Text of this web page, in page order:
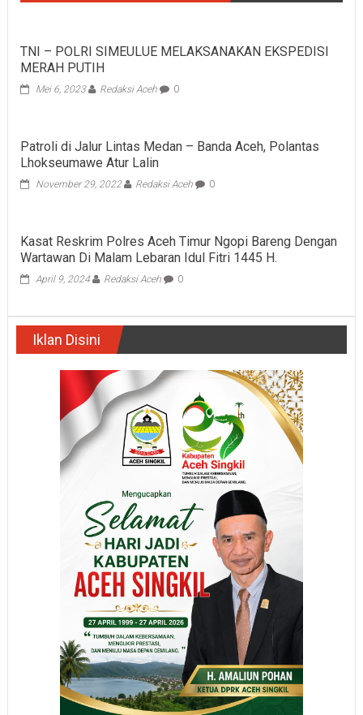
TNI – POLRI SIMEULUE MELAKSANAKAN EKSPEDISI
MERAH PUTIH
Mei 6, 2023 Redaksi Aceh 0
Patroli di Jalur Lintas Medan – Banda Aceh, Polantas
Lhokseumawe Atur Lalin
November 29, 2022 Redaksi Aceh 0
Kasat Reskrim Polres Aceh Timur Ngopi Bareng Dengan
Wartawan Di Malam Lebaran Idul Fitri 1445 H.
April 9, 2024 Redaksi Aceh 0
Iklan Disini